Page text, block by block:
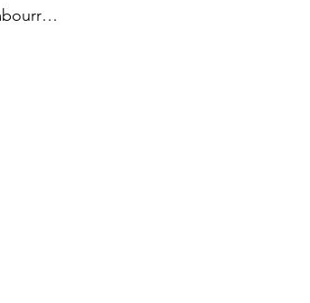
Semelle en cuir avec rembourrage en mousse de latex